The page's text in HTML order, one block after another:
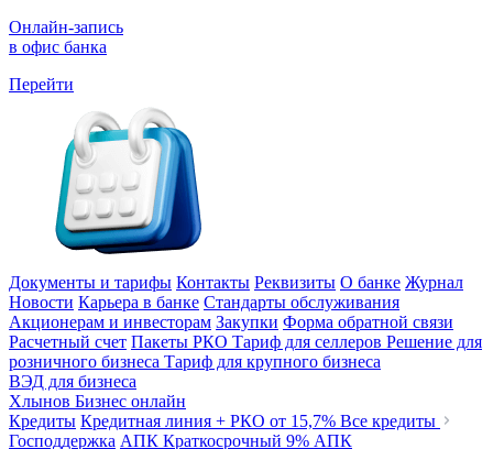
Онлайн-запись
в офис банка
Перейти
Документы и тарифы Контакты Реквизиты О банке Журнал
Новости Карьера в банке Стандарты обслуживания
Акционерам и инвесторам Закупки Форма обратной связи
Расчетный счет Пакеты РКО Тариф для селлеров Решение для
розничного бизнеса Тариф для крупного бизнеса
ВЭД для бизнеса
Хлынов Бизнес онлайн
Кредиты Кредитная линия + РКО от 15,7% Все кредиты
Господдержка АПК Краткосрочный 9% АПК